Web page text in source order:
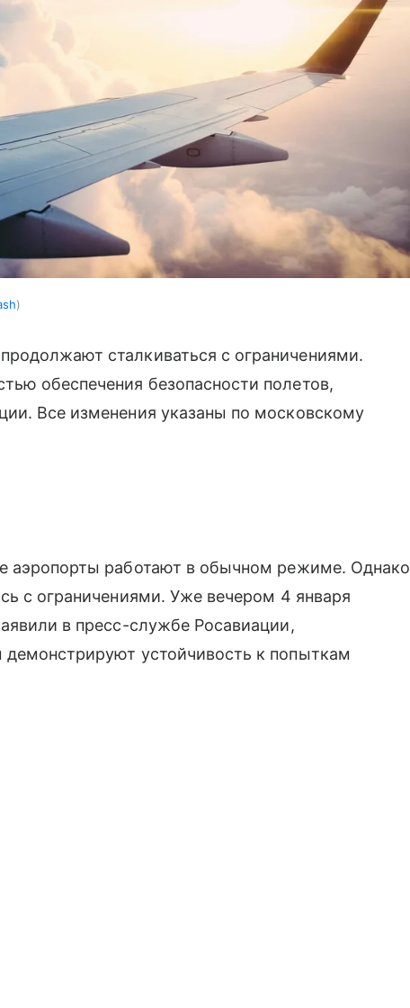
сталкиваться с ограничениями.
обеспечения безопасности полетов,
Все изменения указаны по московскому
аэропорты работают в обычном режиме. Однако
с ограничениями. Уже вечером 4 января
в пресс-службе Росавиации,
демонстрируют устойчивость к попыткам